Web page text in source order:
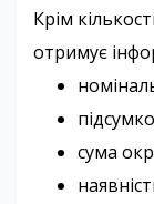
Крім
отримує
сума